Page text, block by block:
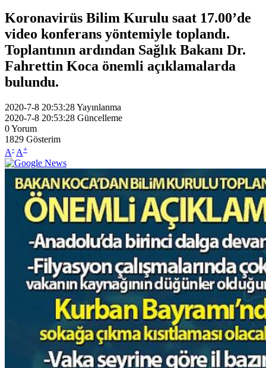
Koronavirüs Bilim Kurulu saat 17.00’de
video konferans yöntemiyle toplandı.
Toplantının ardından Sağlık Bakanı Dr.
Fahrettin Koca önemli açıklamalarda
bulundu.
2020-7-8 20:53:28Yayınlanma
2020-7-8 20:53:28 Güncelleme
0Yorum
1829 Gösterim
A- A+